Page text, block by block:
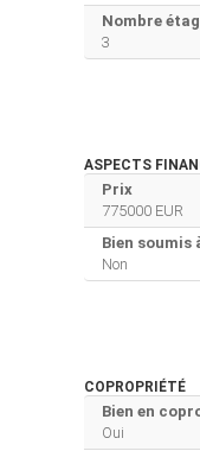
Nombre
3
ASPECTS
Prix
775000 EUR
Bien soumis
Non
COPROPRIÉTÉ
Bien en
Oui